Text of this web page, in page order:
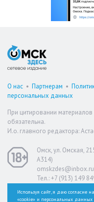
О нас • Партнерам •
персональных данных
При цитировании
обязательна.
И.о. главного редактора:
Омск, ул. Омская,
А314)
omskzdes@inbox.ru
Тел.: +7 (913) 149
Используя сайт, я даю согласие
«cookie» и персональных данных